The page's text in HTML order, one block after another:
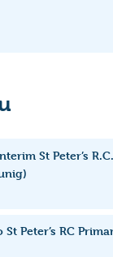
St Peter’s
Peter’s RC